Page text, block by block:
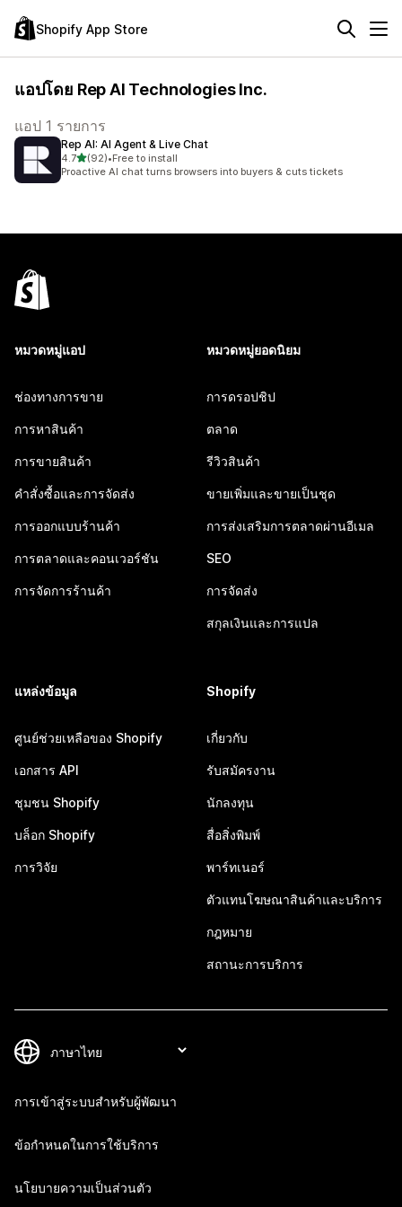
Shopify App Store
แอปโดย Rep AI Technologies Inc.
แอป 1 รายการ
Rep AI: AI Agent & Live Chat
4.7เต็ม 5 ดาว
(92)
ทั้งหมด 92 รีวิว
•Free to install
Proactive AI chat turns browsers into buyers & cuts tickets
หมวดหมู่แอป
ช่องทางการขาย
การหาสินค้า
การขายสินค้า
คำสั่งซื้อและการจัดส่ง
การออกแบบร้านค้า
การตลาดและคอนเวอร์ชัน
การจัดการร้านค้า
หมวดหมู่ยอดนิยม
การดรอปชิป
ตลาด
รีวิวสินค้า
ขายเพิ่มและขายเป็นชุด
การส่งเสริมการตลาดผ่านอีเมล
SEO
การจัดส่ง
สกุลเงินและการแปล
แหล่งข้อมูล
ศูนย์ช่วยเหลือของ Shopify
เอกสาร API
ชุมชน Shopify
บล็อก Shopify
การวิจัย
Shopify
เกี่ยวกับ
รับสมัครงาน
นักลงทุน
สื่อสิ่งพิมพ์
พาร์ทเนอร์
ตัวแทนโฆษณาสินค้าและบริการ
กฎหมาย
สถานะการบริการ
การเข้าสู่ระบบสำหรับผู้พัฒนา
ข้อกำหนดในการใช้บริการ
นโยบายความเป็นส่วนตัว